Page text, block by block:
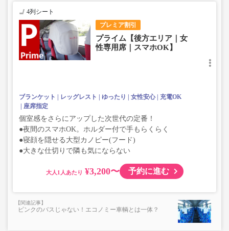
プレミア割引
4列シート
プライム【後方エリア｜女
性専用席｜スマホOK】
ブランケット レッグレスト ゆったり 女性安心
充電OK
座席指定
個室感をさらにアップした次世代の定番！
●夜間のスマホOK。ホルダー付で手もらくらく
●寝顔を隠せる大型カノピー(フード)
●大きな仕切りで隣も気にならない
大人 ¥3,200〜 予約に進む
ピンクのバスじゃない！エコノミー車輌とは一体？